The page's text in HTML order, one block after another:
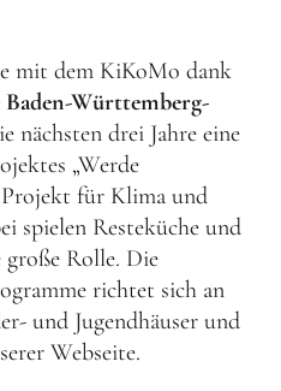
mit dem KiKoMo dank
Württemberg-
nächsten drei Jahre eine
„Werde
für Klima und
spielen Resteküche und
Rolle. Die
richtet sich an
und Jugendhäuser und
Webseite.